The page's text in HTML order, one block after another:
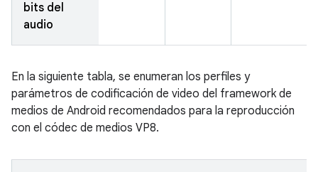
bits del
audio
En la siguiente tabla, se enumeran los perfiles y
parámetros de codificación de video del framework de
medios de Android recomendados para la reproducción
con el códec de medios VP8.